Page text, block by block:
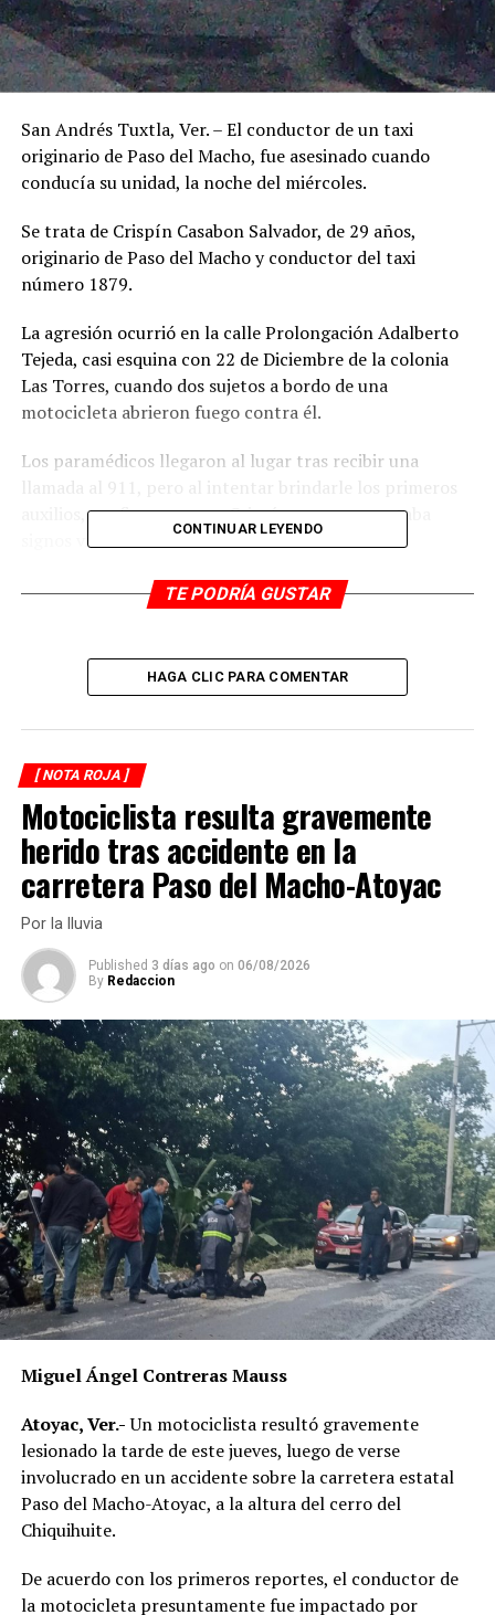
San Andrés Tuxtla, Ver. – El conductor de un taxi
originario de Paso del Macho, fue asesinado cuando
conducía su unidad, la noche del miércoles.
Se trata de Crispín Casabon Salvador, de 29 años,
originario de Paso del Macho y conductor del taxi
número 1879.
La agresión ocurrió en la calle Prolongación Adalberto
Tejeda, casi esquina con 22 de Diciembre de la colonia
Las Torres, cuando dos sujetos a bordo de una
motocicleta abrieron fuego contra él.
Los paramédicos llegaron al lugar tras recibir una
llamada al 911, pero al intentar brindarle los primeros
auxilios, confirmaron que Crispín ya no presentaba
signos vitales.
La zona fue acordonada por las autoridades para iniciar
las investigaciones correspondientes, sin que hasta el
responsables.
meses, ha registrado un preocupante incremento en la
Las autoridades se encuentran trabajando en la
búsqueda de los agresores, mientras la familia del joven
pide justicia ante el cruel asesinato.
RELATED TOPICS:
DESPUÉS
Lo asesinan a tiros
ANTES
Bebé recién nacida es hallada muerta en la calle
CONTINUAR LEYENDO
TE PODRÍA GUSTAR
HAGA CLIC PARA COMENTAR
[ NOTA ROJA ]
Motociclista resulta gravemente
herido tras accidente en la
carretera Paso del Macho-Atoyac
Por la lluvia
Published 3 días ago on 06/08/2026
By Redaccion
Miguel Ángel Contreras Mauss
Atoyac, Ver.-Un motociclista resultó gravemente
lesionado la tarde de este jueves, luego de verse
involucrado en un accidente sobre la carretera estatal
Paso del Macho-Atoyac, a la altura del cerro del
Chiquihuite.
De acuerdo con los primeros reportes, el conductor de
la motocicleta presuntamente fue impactado por